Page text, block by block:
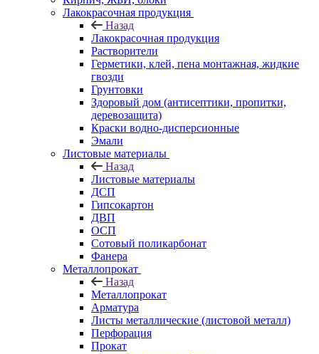
Лакокрасочная продукция
Назад
Лакокрасочная продукция
Растворители
Герметики, клей, пена монтажная, жидкие
гвозди
Грунтовки
Здоровый дом (антисептики, пропитки,
деревозащита)
Краски водно-дисперсионные
Эмали
Листовые материалы
Назад
Листовые материалы
ДСП
Гипсокартон
ДВП
ОСП
Сотовый поликарбонат
Фанера
Металлопрокат
Назад
Металлопрокат
Арматура
Листы металлические (листовой металл)
Перфорация
Прокат